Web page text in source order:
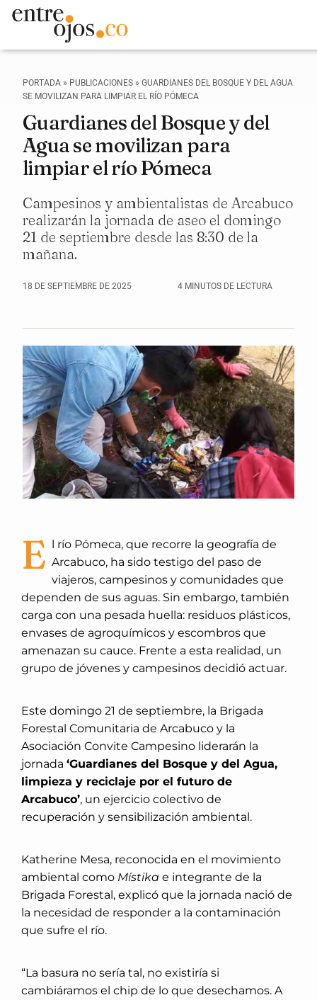
PORTADA » PUBLICACIONES » GUARDIANES DEL BOSQUE Y DEL AGUA
SE MOVILIZAN PARA LIMPIAR EL RÍO PÓMECA
Guardianes del Bosque y del
Agua se movilizan para
limpiar el río Pómeca
Campesinos y ambientalistas de Arcabuco
realizarán la jornada de aseo el domingo
21 de septiembre desde las 8:30 de la
mañana.
18 DE SEPTIEMBRE DE 2025 4 MINUTOS DE LECTURA
E l río Pómeca, que recorre la geografía de
Arcabuco, ha sido testigo del paso de
viajeros, campesinos y comunidades que
dependen de sus aguas. Sin embargo, también
carga con una pesada huella: residuos plásticos,
envases de agroquímicos y escombros que
amenazan su cauce. Frente a esta realidad, un
grupo de jóvenes y campesinos decidió actuar.
Este domingo 21 de septiembre, la Brigada
Forestal Comunitaria de Arcabuco y la
Asociación Convite Campesino liderarán la
jornada ‘Guardianes del Bosque y del Agua,
limpieza y reciclaje por el futuro de
Arcabuco’, un ejercicio colectivo de
recuperación y sensibilización ambiental.
Katherine Mesa, reconocida en el movimiento
ambiental como Místika e integrante de la
Brigada Forestal, explicó que la jornada nació de
la necesidad de responder a la contaminación
que sufre el río.
“La basura no sería tal, no existiría si
cambiáramos el chip de lo que desechamos. A